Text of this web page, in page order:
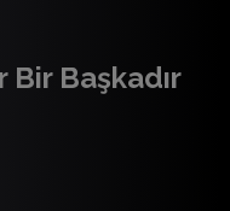
Başkadır